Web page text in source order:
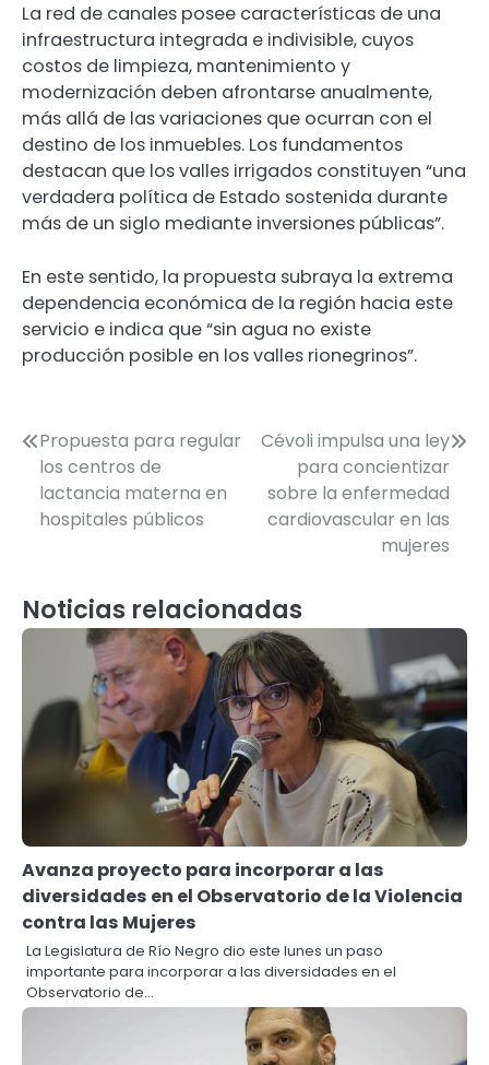
La red de canales posee características de una
infraestructura integrada e indivisible, cuyos
costos de limpieza, mantenimiento y
modernización deben afrontarse anualmente,
más allá de las variaciones que ocurran con el
destino de los inmuebles. Los fundamentos
destacan que los valles irrigados constituyen “una
verdadera política de Estado sostenida durante
más de un siglo mediante inversiones públicas”.
En este sentido, la propuesta subraya la extrema
dependencia económica de la región hacia este
servicio e indica que “sin agua no existe
producción posible en los valles rionegrinos”.
Navegación
de
entradas
Propuesta para regular
los centros de
lactancia materna en
hospitales públicos
Cévoli impulsa una ley
para concientizar
sobre la enfermedad
cardiovascular en las
mujeres
Noticias relacionadas
Avanza proyecto para incorporar a las
diversidades en el Observatorio de la Violencia
contra las Mujeres
La Legislatura de Río Negro dio este lunes un paso
importante para incorporar a las diversidades en el
Observatorio de…